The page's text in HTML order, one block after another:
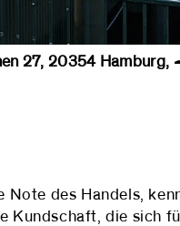
27, 20354
Note des Handels,
Kundschaft, die sich